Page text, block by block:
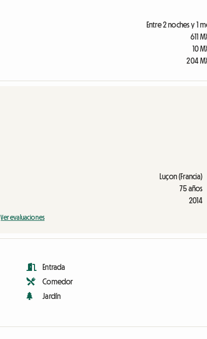
Entre 2 noches y 1
611
10
204
Luçon (Francia)
75 años
2014
Ver evaluaciones
Entrada
Comedor
Jardín